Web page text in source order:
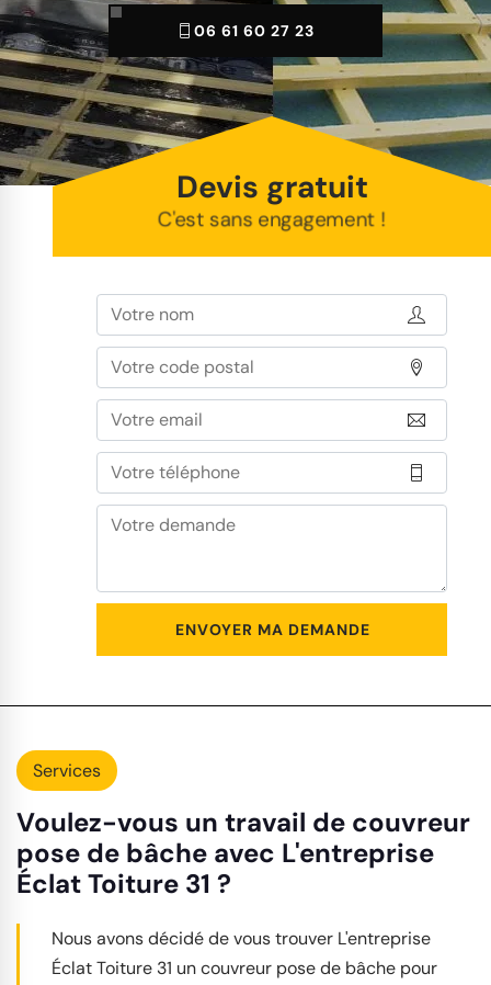
06 61 60 27 23
Devis gratuit
C'est sans engagement !
Services
Voulez-vous un travail de couvreur
pose de bâche avec L'entreprise
Éclat Toiture 31 ?
Nous avons décidé de vous trouver L'entreprise
Éclat Toiture 31 un couvreur pose de bâche pour